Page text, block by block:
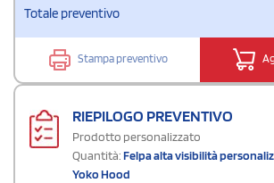
Totale preventivo
Stampa preventivo
RIEPILOGO PREVENTIVO
Prodotto personalizzato
Quantità:Felpa alta visibilità
Yoko Hood